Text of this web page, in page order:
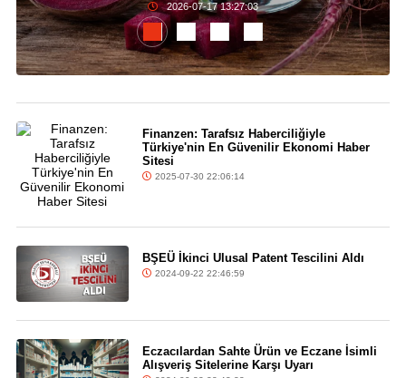
2026-07-17 13:27:03
Finanzen: Tarafsız Haberciliğiyle
Türkiye'nin En Güvenilir Ekonomi Haber
Sitesi
2025-07-30 22:06:14
BŞEÜ İkinci Ulusal Patent Tescilini Aldı
2024-09-22 22:46:59
Eczacılardan Sahte Ürün ve Eczane İsimli
Alışveriş Sitelerine Karşı Uyarı